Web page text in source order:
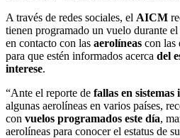
A través de redes sociales, el AICM
tienen programado un vuelo durante
en contacto con las aerolíneas con las
para que estén informados acerca del
interese.
“Ante el reporte de fallas en
algunas aerolíneas en varios países,
con vuelos programados este día,
aerolíneas para conocer el estatus de